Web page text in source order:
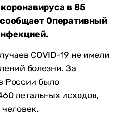
в 85
Оперативный
COVID-19 не имели
болезни. За
России было
летальных исходов,